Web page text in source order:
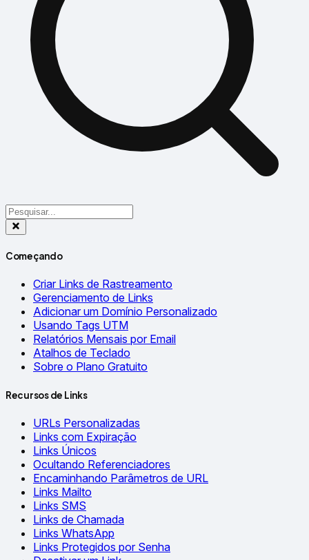
Começando
Criar Links de Rastreamento
Gerenciamento de Links
Adicionar um Domínio Personalizado
Usando Tags UTM
Relatórios Mensais por Email
Atalhos de Teclado
Sobre o Plano Gratuito
Recursos de Links
URLs Personalizadas
Links com Expiração
Links Únicos
Ocultando Referenciadores
Encaminhando Parâmetros de URL
Links Mailto
Links SMS
Links de Chamada
Links WhatsApp
Links Protegidos por Senha